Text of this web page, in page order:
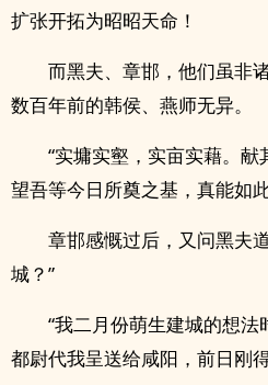
扩张开拓为昭昭天命！
而黑夫、章邯，他们虽非
数百年前的韩侯、燕师无异。
“实墉实壑，实亩实藉。
望吾等今日所奠之基，真能如
章邯感慨过后，又问黑夫
城？”
“我二月份萌生建城的想
都尉代我呈送给咸阳，前日刚